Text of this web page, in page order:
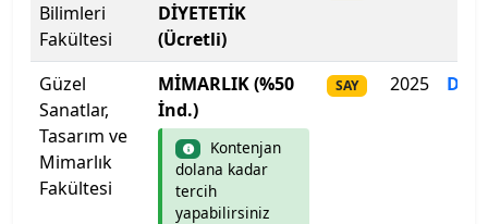
Ege Üniversitesi
Erciyes Üniversitesi
Erzincan Binali Yıldırım Üniversitesi
Erzurum Teknik Üniversitesi
Bilimleri
Fakültesi
DİYETETİK
(Ücretli)
Güzel
Sanatlar,
Tasarım ve
Mimarlık
Fakültesi
MİMARLIK (%50
İnd.)
Kontenjan
dolana kadar
tercih
yapabilirsiniz
SAY 2025